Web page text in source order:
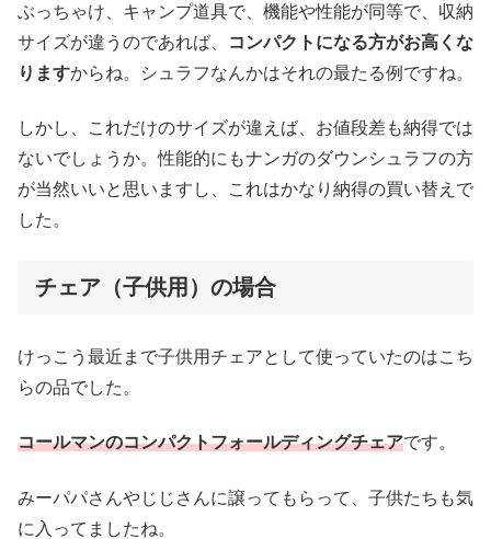
ぶっちゃけ、キャンプ道具で、機能や性能が同等で、収納
サイズが違うのであれば、
コンパクトになる方がお高くな
りますからね。シュラフなんかはそれの最たる例ですね。
しかし、これだけのサイズが違えば、お値段差も納得では
ないでしょうか。性能的にもナンガのダウンシュラフの方
が当然いいと思いますし、これはかなり納得の買い替えで
した。
チェア（子供用）の場合
けっこう最近まで子供用チェアとして使っていたのはこち
らの品でした。
コールマンのコンパクトフォールディングチェアです。
みーパパさんやじじさんに譲ってもらって、子供たちも気
に入ってましたね。